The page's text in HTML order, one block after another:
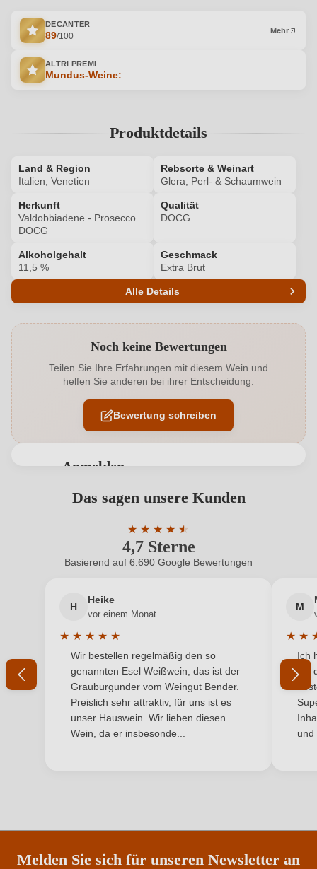
DECANTER
89/100
Mehr
ALTRI PREMI
Mundus-Weine:
Produktdetails
Land & Region
Italien, Venetien
Rebsorte & Weinart
Glera, Perl- & Schaumwein
Herkunft
Valdobbiadene - Prosecco
DOCG
Qualität
DOCG
Alkoholgehalt
11,5 %
Geschmack
Extra Brut
Alle Details
Alkoholgehalt in % 11,5 %
Allergene Enthält Sulfite
Auszeichnungen Decanter
Land Italien
Passt zu Antipasti, Käse, Spargel
DOCG
Unterregion
Noch keine Bewertungen
Teilen Sie Ihre Erfahrungen mit diesem Wein und
helfen Sie anderen bei ihrer Entscheidung.
Bewertung schreiben
Anmelden
Benutzern abgegeben werden. Bitte loggen Sie sich
Neuer Kunde? Neuer Kunde?
Ihre E-Mail-Adresse
Ihr Passwort
Ich habe mein Passwort vergessen
Das sagen unsere Kunden
4,7 Sterne
★ ★ ★ ★ ★
★
Durchschnittliche Bewertung von 4.7
Basierend auf 6.690 Google Bewertungen
H
Heike
vor einem Monat
★ ★ ★ ★ ★
Durchschnittliche Bewertung von 5 von 5 Sternen
Wir bestellen regelmäßig den so
genannten Esel Weißwein, das ist der
Grauburgunder vom Weingut Bender.
Preislich sehr attraktiv, für uns ist es
unser Hauswein. Wir lieben diesen
Wein, da er insbesonde...
M
★ ★
Ich
mit
und
Melden Sie sich für unseren Newsletter an